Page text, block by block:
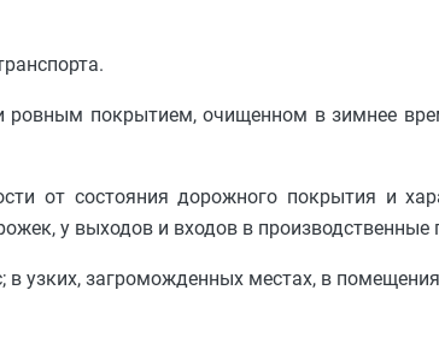
покрытием, очищенном в зимнее
от состояния дорожного покрытия и
у выходов и входов в
узких, загроможденных местах, в